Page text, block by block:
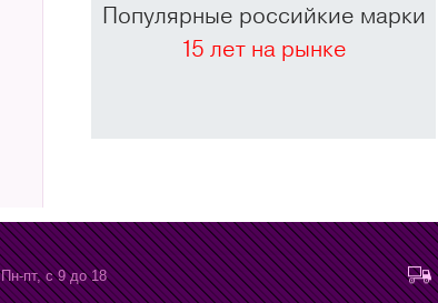
Популярные российкие марки
15 лет на рынке
Пн-пт, с 9 до 18